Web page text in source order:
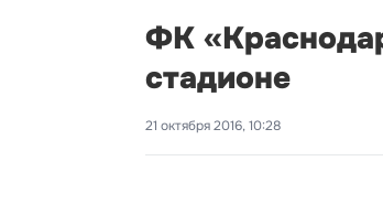
ФК
стадионе
21 октября 2016, 10:28